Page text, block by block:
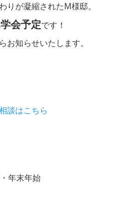
りが凝縮されたM様邸。
会予定です！
お知らせいたします。
談はこちら
年末年始